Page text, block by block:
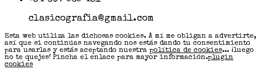
clasicografia@gmail.com
Esta web utiliza las dichosas cookies. A mí me obligan a advertirte,
así que si continúas navegando nos estás dando tu consentimiento
para usarlas y estás aceptando nuestrapolítica de cookies... ¡luego
no te quejes! Pincha el enlace para mayor información.plugin
cookies